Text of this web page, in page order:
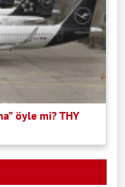
öyle mi? THY